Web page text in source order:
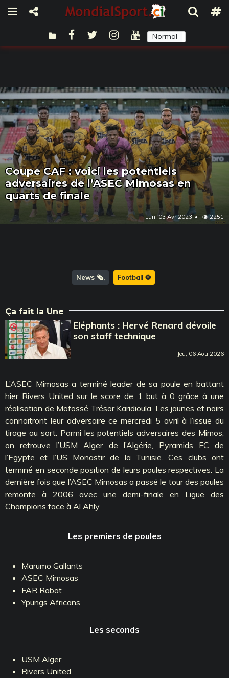
Normal
Coupe CAF : voici les potentiels
adversaires de l’ASEC Mimosas en
quarts de finale
Lun, 03 Avr 2023 2251
News 🗞️ Football ⚽️
Ça fait la Une
Eléphants : Hervé Renard dévoile
son staff technique
Jeu, 06 Aou 2026
L’ASEC Mimosas a terminé leader de sa poule en battant
hier Rivers United sur le score de 1 but à 0 grâce à une
réalisation de Mofossé Trésor Karidioula. Les jaunes et noirs
connaitront leur adversaire ce mercredi 5 avril à l’issue du
tirage au sort. Parmi les potentiels adversaires des Mimos,
on retrouve l’USM Alger de l’Algérie, Pyramids FC de
l’Egypte et l’US Monastir de la Tunisie. Ces clubs ont
terminé en seconde position de leurs poules respectives. La
dernière fois que l’ASEC Mimosas a passé le tour des poules
remonte à 2006 avec une demi-finale en Ligue des
Champions face à Al Ahly.
Les premiers de poules
Marumo Gallants
ASEC Mimosas
FAR Rabat
Ypungs Africans
Les seconds
USM Alger
Rivers United